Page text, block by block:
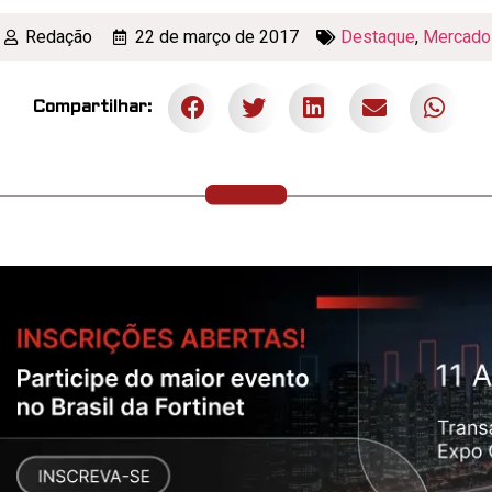
Redação 22 de março de 2017 Destaque, Mercado
Compartilhar: